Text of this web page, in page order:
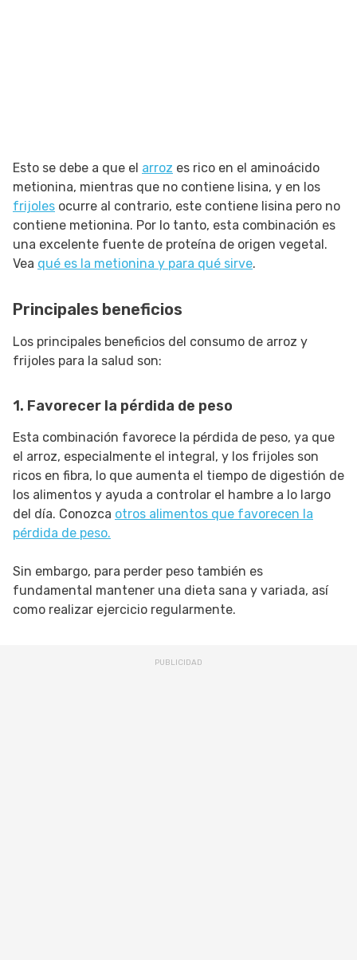
Esto se debe a que el arroz es rico en el aminoácido
metionina, mientras que no contiene lisina, y en los
frijoles ocurre al contrario, este contiene lisina pero no
contiene metionina. Por lo tanto, esta combinación es
una excelente fuente de proteína de origen vegetal.
Vea qué es la metionina y para qué sirve.
Principales beneficios
Los principales beneficios del consumo de arroz y
frijoles para la salud son:
1. Favorecer la pérdida de peso
Esta combinación favorece la pérdida de peso, ya que
el arroz, especialmente el integral, y los frijoles son
ricos en fibra, lo que aumenta el tiempo de digestión de
los alimentos y ayuda a controlar el hambre a lo largo
del día. Conozca otros alimentos que favorecen la
pérdida de peso.
Sin embargo, para perder peso también es
fundamental mantener una dieta sana y variada, así
como realizar ejercicio regularmente.